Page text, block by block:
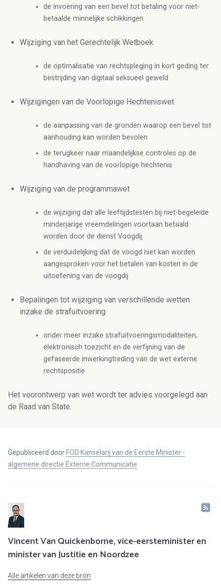
de invoering van een bevel tot betaling voor niet-
betaalde minnelijke schikkingen
Wijziging van het Gerechtelijk Wetboek
de optimalisatie van rechtspleging in kort geding ter
bestrijding van digitaal seksueel geweld
Wijzigingen van de Voorlopige Hechteniswet
de aanpassing van de gronden waarop een bevel tot
aanhouding kan worden bevolen
de terugkeer naar maandelijkse controles op de
handhaving van de voorlopige hechtenis
Wijziging van de programmawet
de wijziging dat alle leeftijdstesten bij niet-begeleide
minderjarige vreemdelingen voortaan betaald
worden door de dienst Voogdij
de verduidelijking dat de voogd niet kan worden
aangesproken voor het betalen van kosten in de
uitoefening van de voogdij
Bepalingen tot wijziging van verschillende wetten
inzake de strafuitvoering
onder meer inzake strafuitvoeringsmodaliteiten,
elektronisch toezicht en de verfijning van de
gefaseerde inwerkingtreding van de wet externe
rechtspositie
Het voorontwerp van wet wordt ter advies voorgelegd aan
de Raad van State.
Gepubliceerd door FOD Kanselarij van de Eerste Minister -
algemene directie Externe Communicatie
Vincent Van Quickenborne, vice-eersteminister en
minister van Justitie en Noordzee
Alle artikelen van deze bron